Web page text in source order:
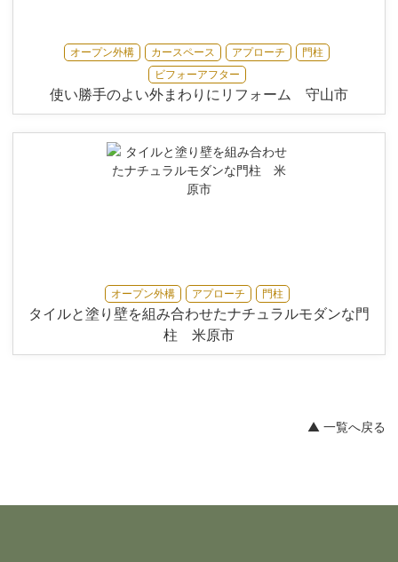
オープン外構 カースペース アプローチ
門柱
ビフォーアフター
使い勝手のよい外まわりにリフォーム 守山市
オープン外構 アプローチ 門柱
タイルと塗り壁を組み合わせたナチュラルモダンな門
柱 米原市
▲ 一覧へ戻る